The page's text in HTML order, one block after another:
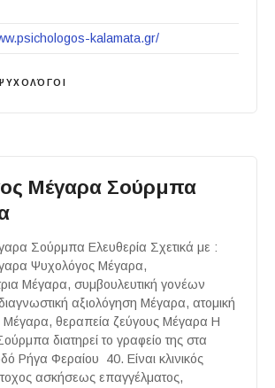
kalamata.gr/
Μέγαρα Σούρμπα
Σούρμπα Ελευθερία Σχετικά με :
Ψυχολόγος Μέγαρα,
Μέγαρα, συμβουλευτική γονέων
αξιολόγηση Μέγαρα, ατομική
θεραπεία ζεύγους Μέγαρα Η
διατηρεί το γραφείο της στα
Ρήγα Φεραίου 40. Είναι κλινικός
ασκήσεως επαγγέλματος,